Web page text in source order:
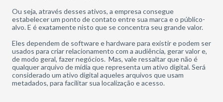
Ou seja, através desses ativos, a empresa consegue
estabelecer um ponto de contato entre sua marca e o público-
alvo. E é exatamente nisto que se concentra seu grande valor.
Eles dependem de software e hardware para existir e podem ser
usados para criar relacionamento com a audiência, gerar valor e,
de modo geral, fazer negócios. Mas, vale ressaltar que não é
qualquer arquivo de mídia que representa um ativo digital. Será
considerado um ativo digital aqueles arquivos que usam
metadados, para facilitar sua localização e acesso.